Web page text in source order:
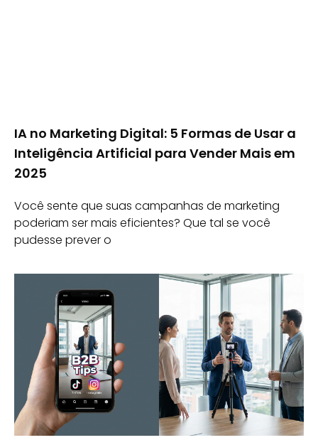
IA no Marketing Digital: 5 Formas de Usar a
Inteligência Artificial para Vender Mais em
2025
Você sente que suas campanhas de marketing
poderiam ser mais eficientes? Que tal se você
pudesse prever o